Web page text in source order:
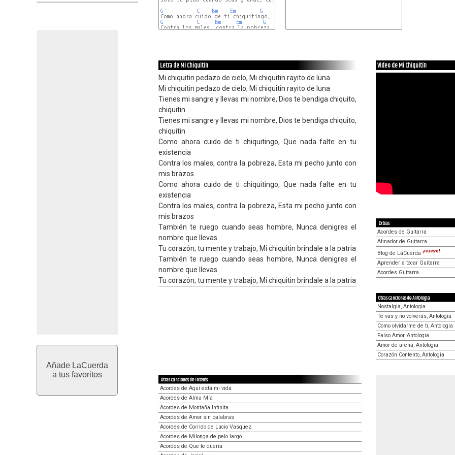
Añade LaCuerda
a tus favoritos
G
C Bm Em G
G
C Bm Em G
Contra los males, contra la pobreza, Esta mi pecho junto con mis brazos
Letra de Mi Chiquitín
Mi chiquitin pedazo de cielo, Mi chiquitin rayito de luna
Mi chiquitin pedazo de cielo, Mi chiquitin rayito de luna
Tienes mi sangre y llevas mi nombre, Dios te bendiga chiquito,
chiquitin
Tienes mi sangre y llevas mi nombre, Dios te bendiga chiquito,
chiquitin
Como ahora cuido de ti chiquitingo, Que nada falte en tu
existencia
Contra los males, contra la pobreza, Esta mi pecho junto con
mis brazos
Como ahora cuido de ti chiquitingo, Que nada falte en tu
existencia
Contra los males, contra la pobreza, Esta mi pecho junto con
mis brazos
También te ruego cuando seas hombre, Nunca denigres el
nombre que llevas
Tu corazón, tu mente y trabajo, Mi chiquitin brindale a la patria
También te ruego cuando seas hombre, Nunca denigres el
nombre que llevas
Tu corazón, tu mente y trabajo, Mi chiquitin brindale a la patria
Video de Mi Chiquitín
Extras
Acordes de Guitarra
Afinador de Guitarra
Blog de LaCuerda ¡nuevo!
Aprender a tocar Guitarra
Acordes Guitarra
Otras canciones de Antologia
Nostalgia, Antologia
Te vas y no volverás, Antologia
Como olvidarme de ti, Antologia
Falso Amor, Antologia
Amor de arena, Antologia
Corazón Contento, Antologia
Otras canciones de interés
Acordes de Aquí está mi vida
Acordes de Alma Mía
Acordes de Montaña Infinita
Acordes de Amor sin palabras
Acordes de Corrido de Lucio Vasquez
Acordes de Milonga de pelo largo
Acordes de Que te quería